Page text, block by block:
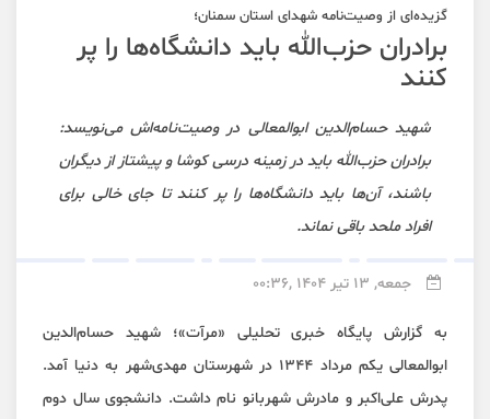
گزیده‌ای از وصیت‌نامه شهدای استان سمنان؛
برادران حزب‌الله باید دانشگاه‌ها را پر
کنند
شهید حسام‌الدین ابوالمعالی در وصیت‌نامه‌اش می‌نویسد:
برادران حزب‌الله بايد در زمينه درسی كوشا و پيشتاز از ديگران
باشند، آن‌ها بايد دانشگاه‌ها را پر كنند تا جای خالی برای
افراد ملحد باقی نماند.
جمعه, 13 تیر 1404 ,00:36
به گزارش پایگاه خبری تحلیلی «مرآت»؛ شهید حسام‌الدین
ابوالمعالی یکم مرداد ۱۳۴۴ در شهرستان مهدی‌شهر به دنیا آمد.
پدرش علی‌اکبر و مادرش شهربانو نام داشت. دانشجوی سال دوم